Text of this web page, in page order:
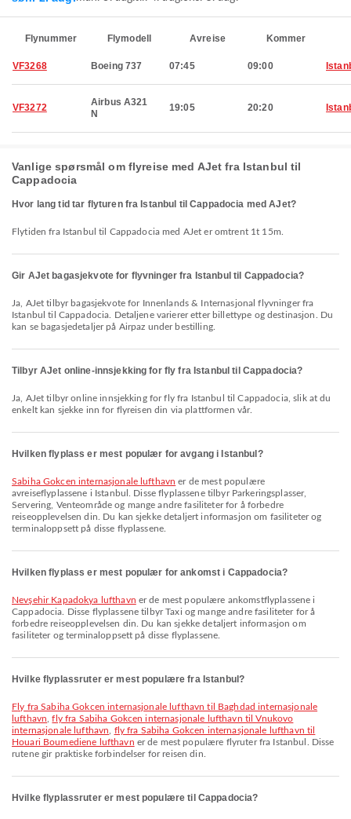
Flynummer Flymodell Avreise Kommer
VF3268 Boeing 737 07:45 09:00
VF3272
Airbus A321
N
19:05 20:20
Vanlige spørsmål om flyreise med AJet fra Istanbul til
Cappadocia
Hvor lang tid tar flyturen fra Istanbul til Cappadocia med AJet?
Flytiden fra Istanbul til Cappadocia med AJet er omtrent 1t 15m.
Gir AJet bagasjekvote for flyvninger fra Istanbul til Cappadocia?
Ja, AJet tilbyr bagasjekvote for Innenlands & Internasjonal flyvninger fra
Istanbul til Cappadocia. Detaljene varierer etter billettype og destinasjon. Du
kan se bagasjedetaljer på Airpaz under bestilling.
Tilbyr AJet online-innsjekking for fly fra Istanbul til Cappadocia?
Ja, AJet tilbyr online innsjekking for fly fra Istanbul til Cappadocia, slik at du
enkelt kan sjekke inn for flyreisen din via plattformen vår.
Hvilken flyplass er mest populær for avgang i Istanbul?
Sabiha Gokcen internasjonale lufthavn er de mest populære
avreiseflyplassene i Istanbul. Disse flyplassene tilbyr Parkeringsplasser,
Servering, Venteområde og mange andre fasiliteter for å forbedre
reiseopplevelsen din. Du kan sjekke detaljert informasjon om fasiliteter og
terminaloppsett på disse flyplassene.
Hvilken flyplass er mest populær for ankomst i Cappadocia?
Nevşehir Kapadokya lufthavn er de mest populære ankomstflyplassene i
Cappadocia. Disse flyplassene tilbyr Taxi og mange andre fasiliteter for å
forbedre reiseopplevelsen din. Du kan sjekke detaljert informasjon om
fasiliteter og terminaloppsett på disse flyplassene.
Hvilke flyplassruter er mest populære fra Istanbul?
fly fra Sabiha Gokcen internasjonale lufthavn til Baghdad internasjonale
lufthavn ,fly fra Sabiha Gokcen internasjonale lufthavn til Vnukovo
internasjonale lufthavn
fly fra Sabiha Gokcen internasjonale lufthavn til
Houari Boumediene lufthavn er de mest populære flyruter fra Istanbul. Disse
rutene gir praktiske forbindelser for reisen din.
Hvilke flyplassruter er mest populære til Cappadocia?